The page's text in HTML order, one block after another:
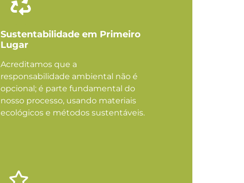
Sustentabilidade em Primeiro
Lugar
Acreditamos que a
responsabilidade ambiental não é
opcional; é parte fundamental do
nosso processo, usando materiais
ecológicos e métodos sustentáveis.